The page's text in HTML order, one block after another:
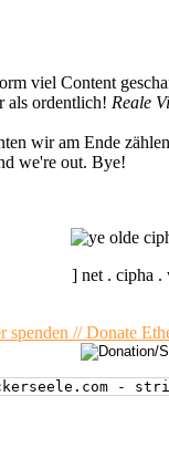
viel Content
als ordentlich! Reale
wir am Ende
we're out. Bye!
] net . cipha
-